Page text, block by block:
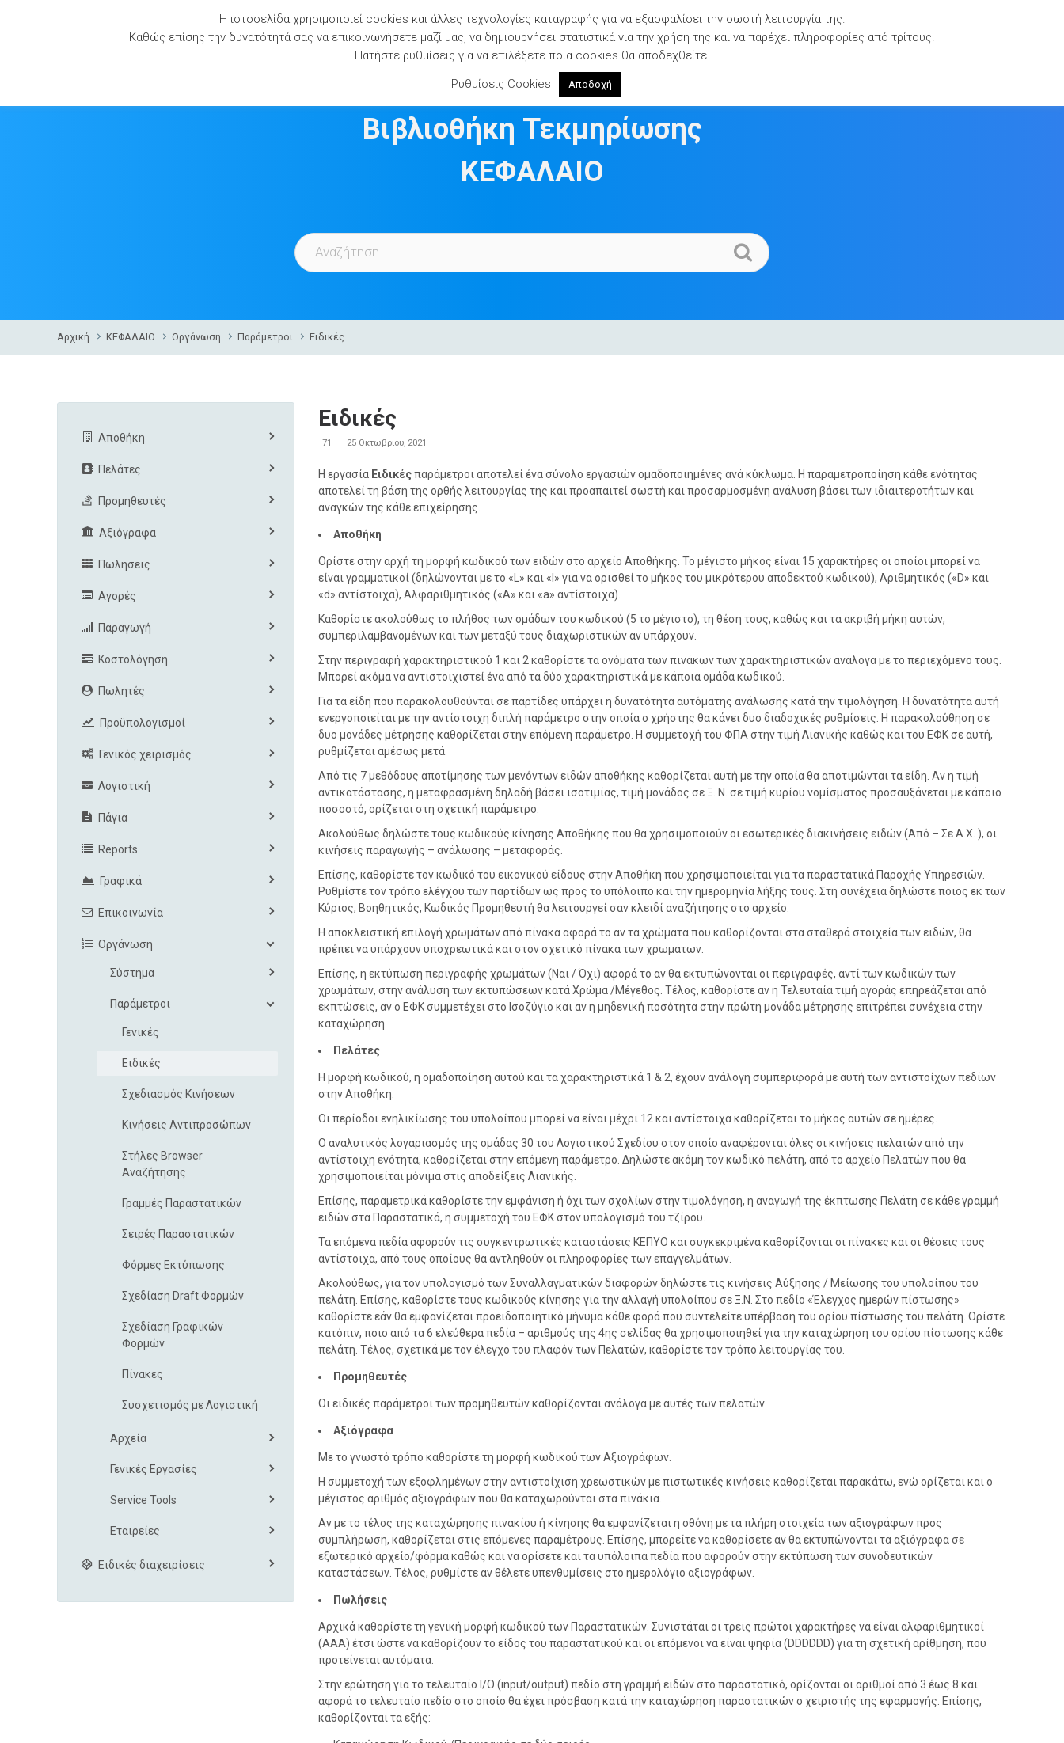
Βιβλιοθήκες Τεκμηρίωσης Επικοινωνία
Βιβλιοθήκη Τεκμηρίωσης
ΚΕΦΑΛΑΙΟ
Αρχική ΚΕΦΑΛΑΙΟ Οργάνωση Παράμετροι Ειδικές
Ειδικές
71 25 Οκτωβρίου, 2021
Η εργασία Ειδικέςπαράμετροι αποτελεί ένα σύνολο εργασιών ομαδοποιημένες ανά κύκλωμα. Η παραμετροποίηση κάθε ενότητας
αποτελεί τη βάση της ορθής λειτουργίας της και προαπαιτεί σωστή και προσαρμοσμένη ανάλυση βάσει των ιδιαιτεροτήτων και
αναγκών της κάθε επιχείρησης.
Αποθήκη
Ορίστε στην αρχή τη μορφή κωδικού των ειδών στο αρχείο Αποθήκης. Το μέγιστο μήκος είναι 15 χαρακτήρες οι οποίοι μπορεί να
είναι γραμματικοί (δηλώνονται με το «L» και «l» για να ορισθεί το μήκος του μικρότερου αποδεκτού κωδικού), Αριθμητικός («D» και
«d» αντίστοιχα), Αλφαριθμητικός («A» και «a» αντίστοιχα).
Καθορίστε ακολούθως το πλήθος των ομάδων του κωδικού (5 το μέγιστο), τη θέση τους, καθώς και τα ακριβή μήκη αυτών,
συμπεριλαμβανομένων και των μεταξύ τους διαχωριστικών αν υπάρχουν.
Στην περιγραφή χαρακτηριστικού 1 και 2 καθορίστε τα ονόματα των πινάκων των χαρακτηριστικών ανάλογα με το περιεχόμενο τους.
Μπορεί ακόμα να αντιστοιχιστεί ένα από τα δύο χαρακτηριστικά με κάποια ομάδα κωδικού.
Για τα είδη που παρακολουθούνται σε παρτίδες υπάρχει η δυνατότητα αυτόματης ανάλωσης κατά την τιμολόγηση. Η δυνατότητα αυτή
ενεργοποιείται με την αντίστοιχη διπλή παράμετρο στην οποία ο χρήστης θα κάνει δυο διαδοχικές ρυθμίσεις. Η παρακολούθηση σε
δυο μονάδες μέτρησης καθορίζεται στην επόμενη παράμετρο. Η συμμετοχή του ΦΠΑ στην τιμή Λιανικής καθώς και του ΕΦΚ σε αυτή,
ρυθμίζεται αμέσως μετά.
Από τις 7 μεθόδους αποτίμησης των μενόντων ειδών αποθήκης καθορίζεται αυτή με την οποία θα αποτιμώνται τα είδη. Αν η τιμή
αντικατάστασης, η μεταφρασμένη δηλαδή βάσει ισοτιμίας, τιμή μονάδος σε Ξ. Ν. σε τιμή κυρίου νομίσματος προσαυξάνεται με κάποιο
ποσοστό, ορίζεται στη σχετική παράμετρο.
Ακολούθως δηλώστε τους κωδικούς κίνησης Αποθήκης που θα χρησιμοποιούν οι εσωτερικές διακινήσεις ειδών (Από – Σε Α.Χ. ), οι
κινήσεις παραγωγής – ανάλωσης – μεταφοράς.
Επίσης, καθορίστε τον κωδικό του εικονικού είδους στην Αποθήκη που χρησιμοποιείται για τα παραστατικά Παροχής Υπηρεσιών.
Ρυθμίστε τον τρόπο ελέγχου των παρτίδων ως προς το υπόλοιπο και την ημερομηνία λήξης τους. Στη συνέχεια δηλώστε ποιος εκ των
Κύριος, Βοηθητικός, Κωδικός Προμηθευτή θα λειτουργεί σαν κλειδί αναζήτησης στο αρχείο.
Η αποκλειστική επιλογή χρωμάτων από πίνακα αφορά το αν τα χρώματα που καθορίζονται στα σταθερά στοιχεία των ειδών, θα
πρέπει να υπάρχουν υποχρεωτικά και στον σχετικό πίνακα των χρωμάτων.
Επίσης, η εκτύπωση περιγραφής χρωμάτων (Ναι / Όχι) αφορά το αν θα εκτυπώνονται οι περιγραφές, αντί των κωδικών των
χρωμάτων, στην ανάλυση των εκτυπώσεων κατά Χρώμα /Μέγεθος. Τέλος, καθορίστε αν η Τελευταία τιμή αγοράς επηρεάζεται από
εκπτώσεις, αν ο ΕΦΚ συμμετέχει στο Ισοζύγιο και αν η μηδενική ποσότητα στην πρώτη μονάδα μέτρησης επιτρέπει συνέχεια στην
καταχώρηση.
Πελάτες
Η μορφή κωδικού, η ομαδοποίηση αυτού και τα χαρακτηριστικά 1 & 2, έχουν ανάλογη συμπεριφορά με αυτή των αντιστοίχων πεδίων
στην Αποθήκη.
Οι περίοδοι ενηλικίωσης του υπολοίπου μπορεί να είναι μέχρι 12 και αντίστοιχα καθορίζεται το μήκος αυτών σε ημέρες.
Ο αναλυτικός λογαριασμός της ομάδας 30 του Λογιστικού Σχεδίου στον οποίο αναφέρονται όλες οι κινήσεις πελατών από την
αντίστοιχη ενότητα, καθορίζεται στην επόμενη παράμετρο. Δηλώστε ακόμη τον κωδικό πελάτη, από το αρχείο Πελατών που θα
χρησιμοποιείται μόνιμα στις αποδείξεις Λιανικής.
Επίσης, παραμετρικά καθορίστε την εμφάνιση ή όχι των σχολίων στην τιμολόγηση, η αναγωγή της έκπτωσης Πελάτη σε κάθε γραμμή
ειδών στα Παραστατικά, η συμμετοχή του ΕΦΚ στον υπολογισμό του τζίρου.
Τα επόμενα πεδία αφορούν τις συγκεντρωτικές καταστάσεις ΚΕΠΥΟ και συγκεκριμένα καθορίζονται οι πίνακες και οι θέσεις τους
αντίστοιχα, από τους οποίους θα αντληθούν οι πληροφορίες των επαγγελμάτων.
Ακολούθως, για τον υπολογισμό των Συναλλαγματικών διαφορών δηλώστε τις κινήσεις Αύξησης / Μείωσης του υπολοίπου του
πελάτη. Επίσης, καθορίστε τους κωδικούς κίνησης για την αλλαγή υπολοίπου σε Ξ.Ν. Στο πεδίο «Έλεγχος ημερών πίστωσης»
καθορίστε εάν θα εμφανίζεται προειδοποιητικό μήνυμα κάθε φορά που συντελείτε υπέρβαση του ορίου πίστωσης του πελάτη. Ορίστε
κατόπιν, ποιο από τα 6 ελεύθερα πεδία – αριθμούς της 4ης σελίδας θα χρησιμοποιηθεί για την καταχώρηση του ορίου πίστωσης κάθε
πελάτη. Τέλος, σχετικά με τον έλεγχο του πλαφόν των Πελατών, καθορίστε τον τρόπο λειτουργίας του.
Προμηθευτές
Οι ειδικές παράμετροι των προμηθευτών καθορίζονται ανάλογα με αυτές των πελατών.
Αξιόγραφα
Με το γνωστό τρόπο καθορίστε τη μορφή κωδικού των Αξιογράφων.
Η συμμετοχή των εξοφλημένων στην αντιστοίχιση χρεωστικών με πιστωτικές κινήσεις καθορίζεται παρακάτω, ενώ ορίζεται και ο
μέγιστος αριθμός αξιογράφων που θα καταχωρούνται στα πινάκια.
Αν με το τέλος της καταχώρησης πινακίου ή κίνησης θα εμφανίζεται η οθόνη με τα πλήρη στοιχεία των αξιογράφων προς
συμπλήρωση, καθορίζεται στις επόμενες παραμέτρους. Επίσης, μπορείτε να καθορίσετε αν θα εκτυπώνονται τα αξιόγραφα σε
εξωτερικό αρχείο/φόρμα καθώς και να ορίσετε και τα υπόλοιπα πεδία που αφορούν στην εκτύπωση των συνοδευτικών
καταστάσεων. Τέλος, ρυθμίστε αν θέλετε υπενθυμίσεις στο ημερολόγιο αξιογράφων.
Πωλήσεις
Αρχικά καθορίστε τη γενική μορφή κωδικού των Παραστατικών. Συνιστάται οι τρεις πρώτοι χαρακτήρες να είναι αλφαριθμητικοί
(ΑΑΑ) έτσι ώστε να καθορίζουν το είδος του παραστατικού και οι επόμενοι να είναι ψηφία (DDDDDD) για τη σχετική αρίθμηση, που
προτείνεται αυτόματα.
Στην ερώτηση για το τελευταίο Ι/Ο (input/output) πεδίο στη γραμμή ειδών στο παραστατικό, ορίζονται οι αριθμοί από 3 έως 8 και
αφορά το τελευταίο πεδίο στο οποίο θα έχει πρόσβαση κατά την καταχώρηση παραστατικών ο χειριστής της εφαρμογής. Επίσης,
καθορίζονται τα εξής:
Αποθήκη
Πελάτες
Προμηθευτές
Αξιόγραφα
Πωλησεις
Αγορές
Παραγωγή
Κοστολόγηση
Πωλητές
Προϋπολογισμοί
Γενικός χειρισμός
Λογιστική
Πάγια
Reports
Γραφικά
Επικοινωνία
Οργάνωση
Σύστημα
Παράμετροι
Γενικές
Ειδικές
Σχεδιασμός Κινήσεων
Κινήσεις Αντιπροσώπων
Στήλες Browser
Αναζήτησης
Γραμμές Παραστατικών
Σειρές Παραστατικών
Φόρμες Εκτύπωσης
Σχεδίαση Draft Φορμών
Σχεδίαση Γραφικών
Φορμών
Πίνακες
Συσχετισμός με Λογιστική
Αρχεία
Γενικές Εργασίες
Service Tools
Εταιρείες
Ειδικές διαχειρίσεις
Η ιστοσελίδα χρησιμοποιεί cookies και άλλες τεχνολογίες καταγραφής για να εξασφαλίσει την σωστή λειτουργία της.
Καθώς επίσης την δυνατότητά σας να επικοινωνήσετε μαζί μας, να δημιουργήσει στατιστικά για την χρήση της και να παρέχει πληροφορίες από τρίτους.
Πατήστε ρυθμίσεις για να επιλέξετε ποια cookies θα αποδεχθείτε.
Ρυθμίσεις Cookies
Αποδοχή